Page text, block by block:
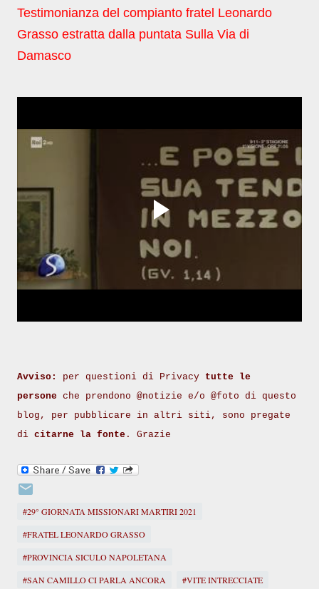
Testimonianza del compianto fratel Leonardo
Grasso estratta dalla puntata Sulla Via di
Damasco
Avviso: per questioni di Privacy tutte le
persone che prendono @notizie e/o @foto di questo
blog, per pubblicare in altri siti, sono pregate
di citarne la fonte . Grazie
#29° GIORNATA MISSIONARI MARTIRI 2021
#FRATEL LEONARDO GRASSO
#PROVINCIA SICULO NAPOLETANA
#SAN CAMILLO CI PARLA ANCORA
#VITE INTRECCIATE